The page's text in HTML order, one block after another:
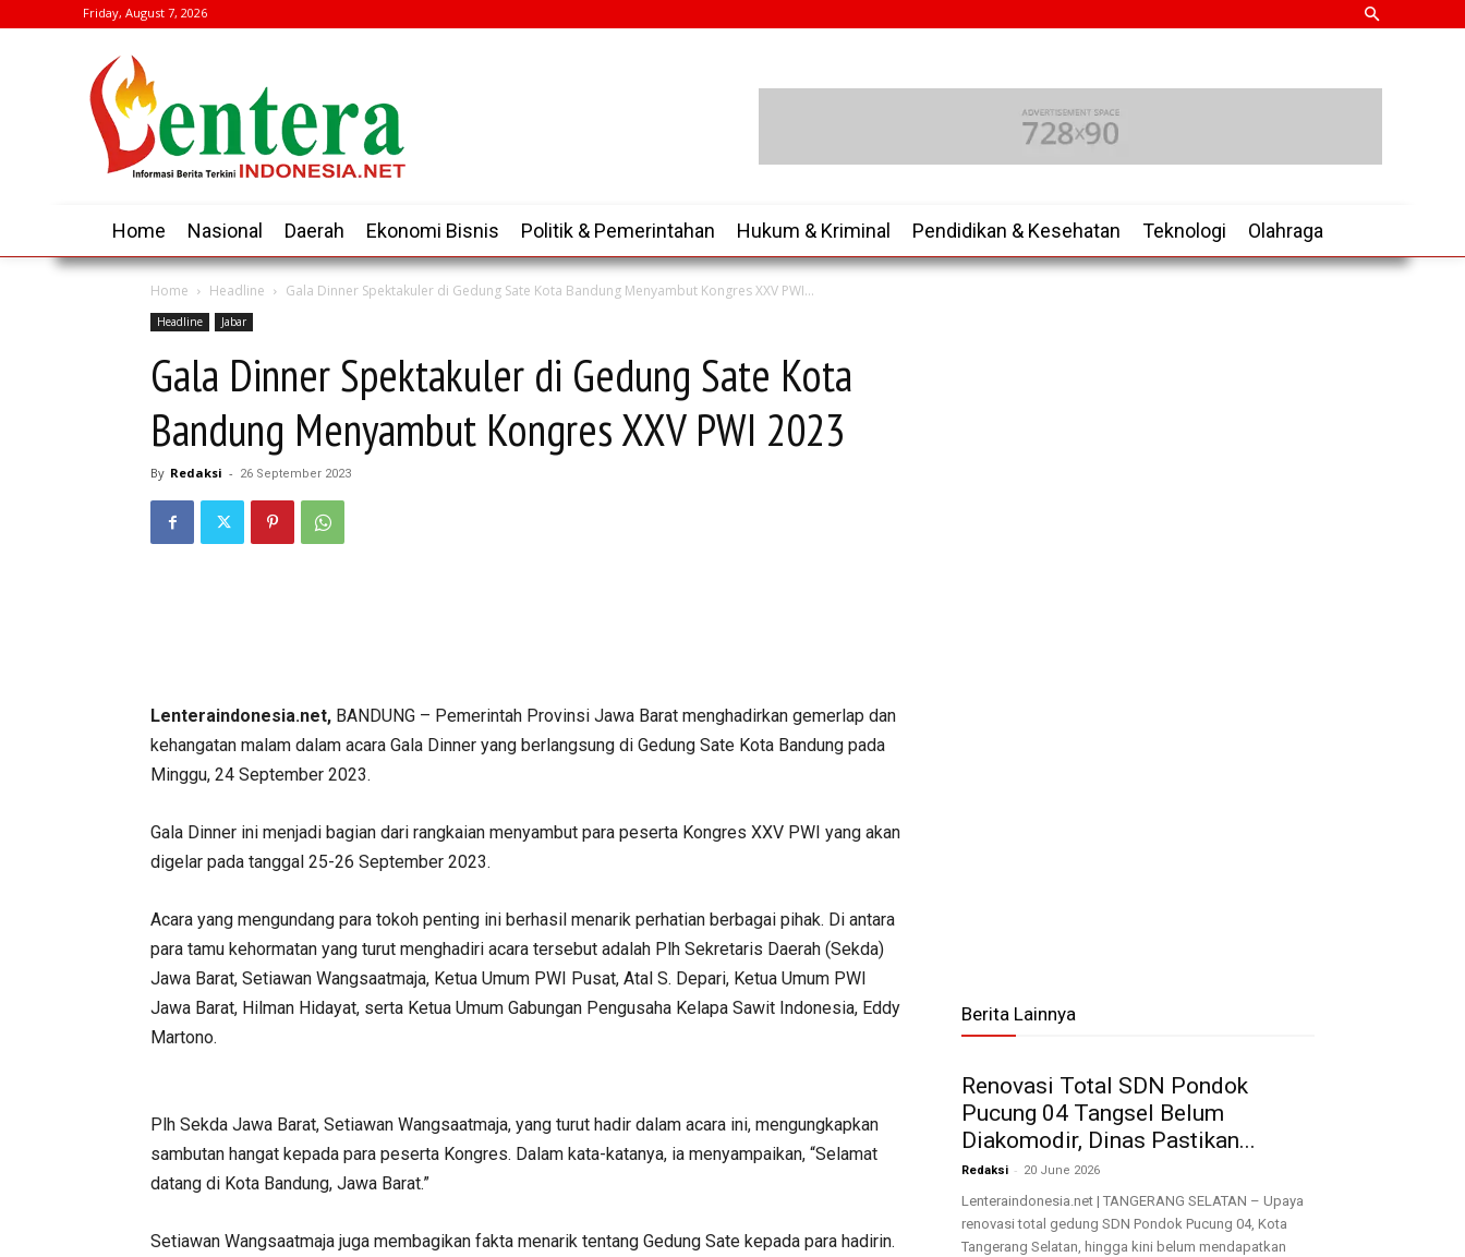
Friday, August 7, 2026
Home Nasional Daerah Ekonomi Bisnis Politik & Pemerintahan Hukum & Kriminal Pendidikan & Kesehatan Teknologi Olahraga
Home Headline Gala Dinner Spektakuler di Gedung Sate Kota Bandung Menyambut Kongres XXV PWI...
Headline Jabar
Gala Dinner Spektakuler di Gedung Sate Kota
Bandung Menyambut Kongres XXV PWI 2023
By Redaksi - 26 September 2023
Lenteraindonesia.net, BANDUNG – Pemerintah Provinsi Jawa Barat menghadirkan gemerlap dan
kehangatan malam dalam acara Gala Dinner yang berlangsung di Gedung Sate Kota Bandung pada
Minggu, 24 September 2023.
Gala Dinner ini menjadi bagian dari rangkaian menyambut para peserta Kongres XXV PWI yang akan
digelar pada tanggal 25-26 September 2023.
Acara yang mengundang para tokoh penting ini berhasil menarik perhatian berbagai pihak. Di antara
para tamu kehormatan yang turut menghadiri acara tersebut adalah Plh Sekretaris Daerah (Sekda)
Jawa Barat, Setiawan Wangsaatmaja, Ketua Umum PWI Pusat, Atal S. Depari, Ketua Umum PWI
Jawa Barat, Hilman Hidayat, serta Ketua Umum Gabungan Pengusaha Kelapa Sawit Indonesia, Eddy
Martono.
Plh Sekda Jawa Barat, Setiawan Wangsaatmaja, yang turut hadir dalam acara ini, mengungkapkan
sambutan hangat kepada para peserta Kongres. Dalam kata-katanya, ia menyampaikan, “Selamat
datang di Kota Bandung, Jawa Barat.”
Setiawan Wangsaatmaja juga membagikan fakta menarik tentang Gedung Sate kepada para hadirin.
Berita Lainnya
Renovasi Total SDN Pondok
Pucung 04 Tangsel Belum
Diakomodir, Dinas Pastikan...
Redaksi - 20 June 2026
Lenteraindonesia.net | TANGERANG SELATAN – Upaya
renovasi total gedung SDN Pondok Pucung 04, Kota
Tangerang Selatan, hingga kini belum mendapatkan